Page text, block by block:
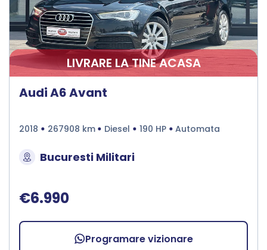
LIVRARE LA TINE ACASA
Audi A6 Avant
2018 267908 km Diesel 190 HP Automata
Bucuresti Militari
€6.990
Programare vizionare